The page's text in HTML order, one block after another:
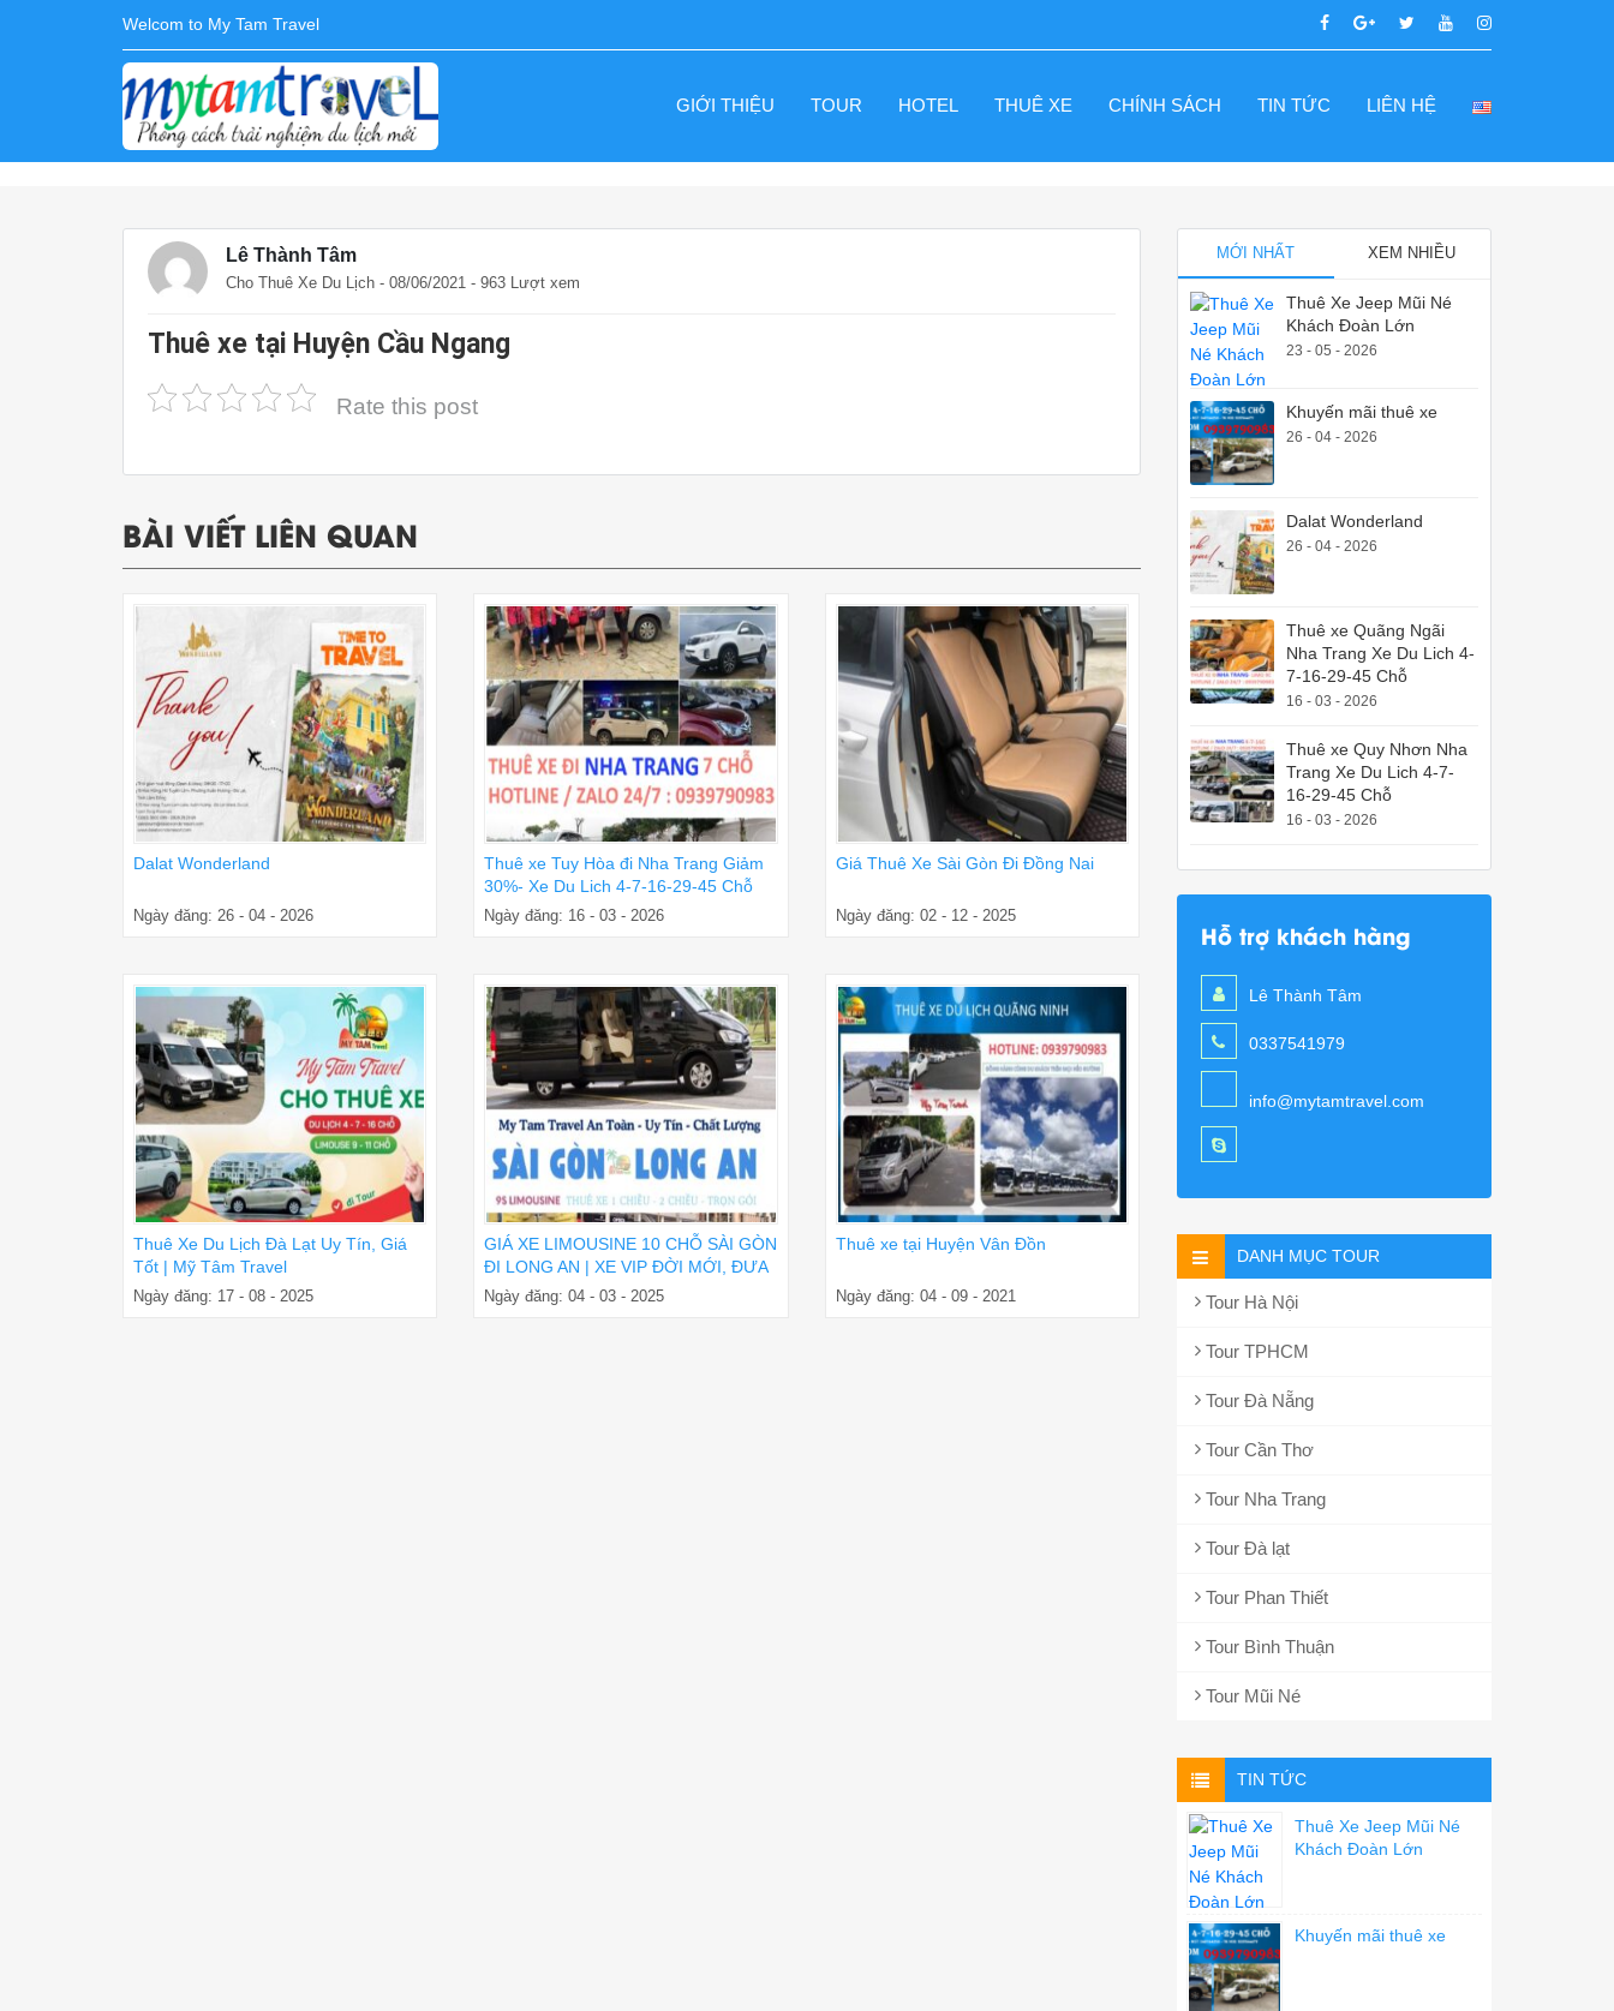
Welcom to My Tam Travel
GIỚI THIỆU TOUR HOTEL THUÊ XE CHÍNH SÁCH TIN TỨC LIÊN HỆ
Lê Thành Tâm
Cho Thuê Xe Du Lịch - 08/06/2021 - 963 Lượt xem
Thuê xe tại Huyện Cầu Ngang
Rate this post
BÀI VIẾT LIÊN QUAN
Dalat Wonderland
Ngày đăng: 26 - 04 - 2026
Thuê xe Tuy Hòa đi Nha Trang Giảm
30%- Xe Du Lich 4-7-16-29-45 Chỗ
Ngày đăng: 16 - 03 - 2026
Giá Thuê Xe Sài Gòn Đi Đồng Nai
Ngày đăng: 02 - 12 - 2025
Thuê Xe Du Lịch Đà Lạt Uy Tín, Giá
Tốt | Mỹ Tâm Travel
Ngày đăng: 17 - 08 - 2025
GIÁ XE LIMOUSINE 10 CHỖ SÀI GÒN
ĐI LONG AN | XE VIP ĐỜI MỚI, ĐƯA
ĐÓN TẬN NƠI
Ngày đăng: 04 - 03 - 2025
Thuê xe tại Huyện Vân Đồn
Ngày đăng: 04 - 09 - 2021
MỚI NHẤT XEM NHIỀU
Thuê Xe Jeep Mũi Né
Khách Đoàn Lớn
23 - 05 - 2026
Khuyến mãi thuê xe
26 - 04 - 2026
Dalat Wonderland
26 - 04 - 2026
Thuê xe Quãng Ngãi
Nha Trang Xe Du Lich 4-
7-16-29-45 Chỗ
16 - 03 - 2026
Thuê xe Quy Nhơn Nha
Trang Xe Du Lich 4-7-
16-29-45 Chỗ
16 - 03 - 2026
Hỗ trợ khách hàng
Lê Thành Tâm
0337541979
info@mytamtravel.com
DANH MỤC TOUR
Tour Hà Nội
Tour TPHCM
Tour Đà Nẵng
Tour Cần Thơ
Tour Nha Trang
Tour Đà lạt
Tour Phan Thiết
Tour Bình Thuận
Tour Mũi Né
TIN TỨC
Thuê Xe Jeep Mũi Né
Khách Đoàn Lớn
Khuyến mãi thuê xe